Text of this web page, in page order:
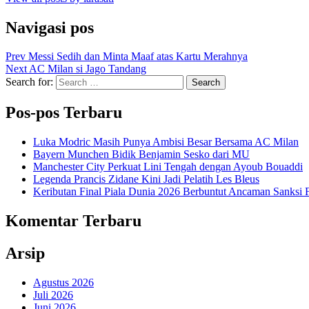
Navigasi pos
Prev Messi Sedih dan Minta Maaf atas Kartu Merahnya
NextAC Milan si Jago Tandang
Search for:
Search
Pos-pos Terbaru
Luka Modric Masih Punya Ambisi Besar Bersama AC Milan
Bayern Munchen Bidik Benjamin Sesko dari MU
Manchester City Perkuat Lini Tengah dengan Ayoub Bouaddi
Legenda Prancis Zidane Kini Jadi Pelatih Les Bleus
Keributan Final Piala Dunia 2026 Berbuntut Ancaman Sanksi
Komentar Terbaru
Arsip
Agustus 2026
Juli 2026